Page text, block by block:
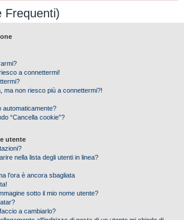
Frequenti)
a connettermi!
ma non riesco più a connettermi?!
automaticamente?
“Cancella cookie”?
utente
nella lista degli utenti in linea?
l’ora è ancora sbagliata
sotto il mio nome utente?
a cambiarlo?